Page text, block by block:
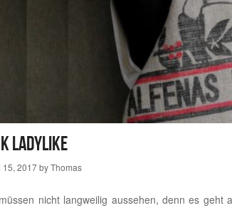
ladylike
15, 2017byThomas
nicht langweilig aussehen, denn es geht